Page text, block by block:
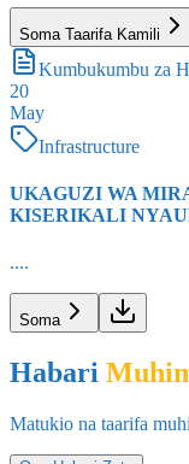
Soma Taarifa Kamili
Kumbukumbu za
20
May
Infrastructure
UKAGUZI WA
KISERIKALI
....
Soma
Habari
Matukio na taarifa